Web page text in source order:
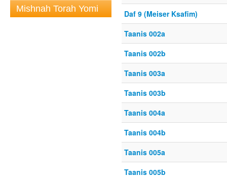
Mishnah Torah Yomi
Daf 9 (Meiser Ksafim)
Taanis 002a
Taanis 002b
Taanis 003a
Taanis 003b
Taanis 004a
Taanis 004b
Taanis 005a
Taanis 005b